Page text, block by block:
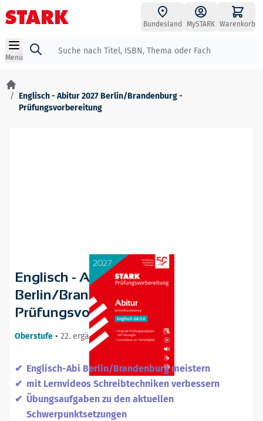
Zum Inhalt springen
Bundesland MySTARK Warenkorb
Menü
Suche
/ Englisch - Abitur 2027 Berlin/Brandenburg -
Prüfungsvorbereitung
Englisch - Abitur 2027
Berlin/Brandenburg -
Prüfungsvorbereitung
Oberstufe • 22. ergänzte Auflage / 05.08.26
Englisch-Abi Berlin/Brandenburg meistern
mit Lernvideos Schreibtechniken verbessern
Übungsaufgaben zu den aktuellen
Schwerpunktsetzungen